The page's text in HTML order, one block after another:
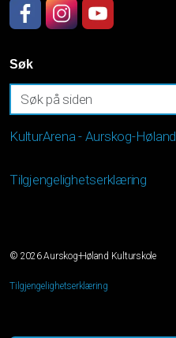
Søk
KulturArena - Aurskog-Høland
Tilgjengelighetserklæring
© 2026 Aurskog-Høland Kulturskole
Tilgjengelighetserklæring